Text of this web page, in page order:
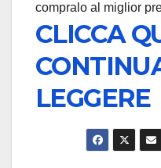
compralo al miglior
CLICCA
LEGGERE